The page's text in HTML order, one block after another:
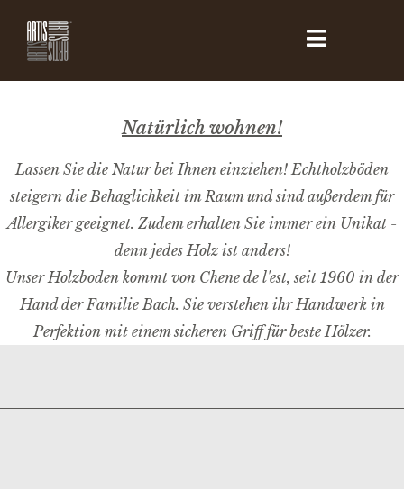
Natürlich wohnen!
Lassen Sie die Natur bei Ihnen einziehen! Echtholzböden
steigern die Behaglichkeit im Raum und sind außerdem für
Allergiker geeignet. Zudem erhalten Sie immer ein Unikat -
denn jedes Holz ist anders!
Unser Holzboden kommt von Chene de l'est, seit 1960 in der
Hand der Familie Bach. Sie verstehen ihr Handwerk in
Perfektion mit einem sicheren Griff für beste Hölzer.